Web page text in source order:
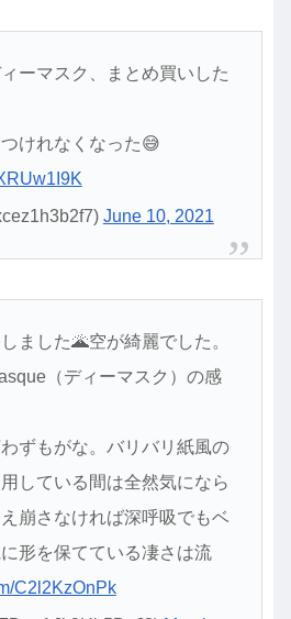
ーマスク、まとめ買いした
けれなくなった😅
June 10, 2021
ました🌋空が綺麗でした。
（ディーマスク）の感
ずもがな。バリバリ紙風の
している間は全然気になら
崩さなければ深呼吸でもベ
形を保てている凄さは流
C2l2KzOnPk